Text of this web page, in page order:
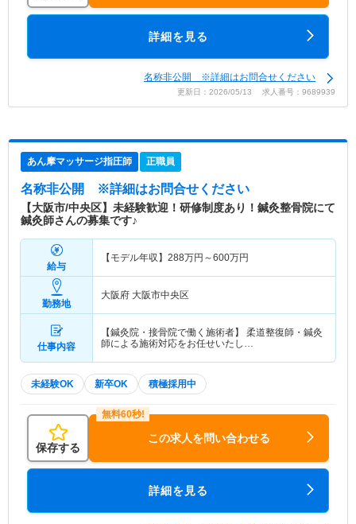
詳細を見る
名称非公開 ※詳細はお問合せください
更新日：2026/05/13 求人番号：9689939
あん摩マッサージ指圧師 正職員
名称非公開 ※詳細はお問合せください
【大阪市/中央区】未経験歓迎！研修制度あり！鍼灸整骨院にて
鍼灸師さんの募集です♪
給与
【モデル年収】 288万円～600万円
勤務地
大阪府 大阪市中央区
仕事内容
【鍼灸院・接骨院で働く施術者】 柔道整復師・鍼灸
師による施術対応をお任せいたし…
未経験OK 新卒OK 積極採用中
保存する
この求人を問い合わせる
詳細を見る